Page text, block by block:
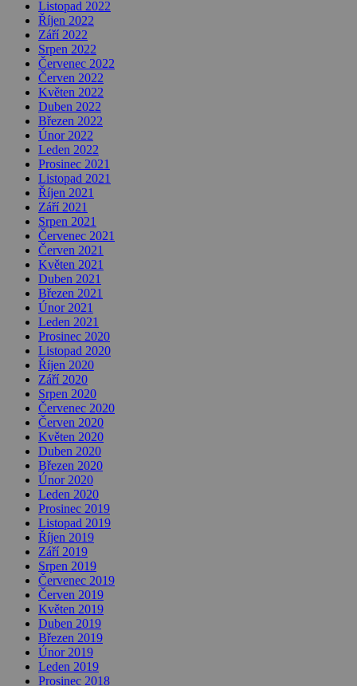
Listopad 2022
Říjen 2022
Září 2022
Srpen 2022
Červenec 2022
Červen 2022
Květen 2022
Duben 2022
Březen 2022
Únor 2022
Leden 2022
Prosinec 2021
Listopad 2021
Říjen 2021
Září 2021
Srpen 2021
Červenec 2021
Červen 2021
Květen 2021
Duben 2021
Březen 2021
Únor 2021
Leden 2021
Prosinec 2020
Listopad 2020
Říjen 2020
Září 2020
Srpen 2020
Červenec 2020
Červen 2020
Květen 2020
Duben 2020
Březen 2020
Únor 2020
Leden 2020
Prosinec 2019
Listopad 2019
Říjen 2019
Září 2019
Srpen 2019
Červenec 2019
Červen 2019
Květen 2019
Duben 2019
Březen 2019
Únor 2019
Leden 2019
Prosinec 2018